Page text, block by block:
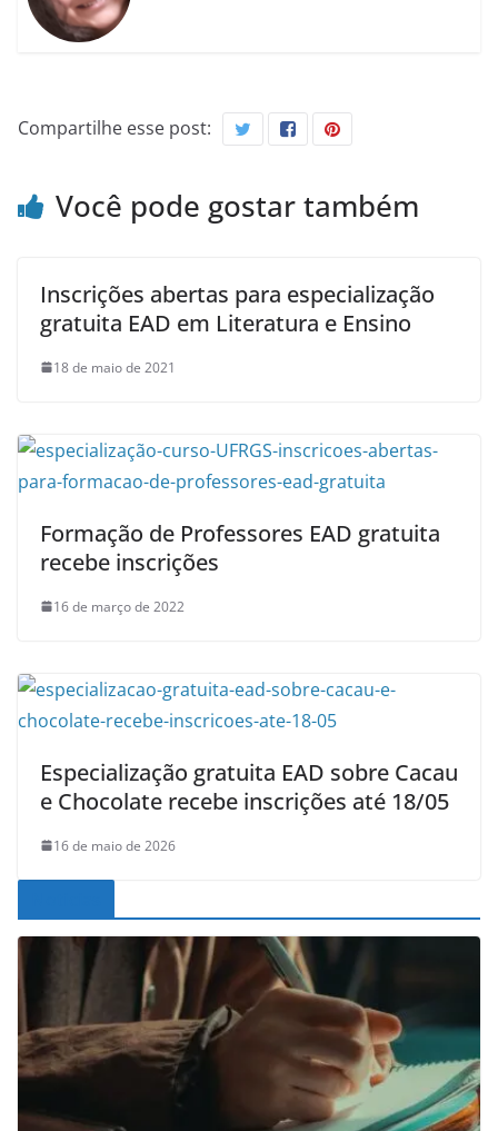
Compartilhe esse post:
Você pode gostar também
Inscrições abertas para especialização
gratuita EAD em Literatura e Ensino
18 de maio de 2021
Formação de Professores EAD gratuita
recebe inscrições
16 de março de 2022
Especialização gratuita EAD sobre Cacau
e Chocolate recebe inscrições até 18/05
16 de maio de 2026